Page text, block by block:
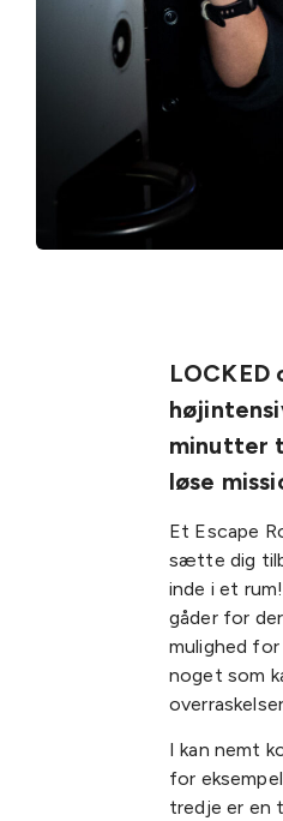
minutter
løse
Et Escape
sætte dig
inde i et
gåder for
mulighed
noget som
I kan nemt
for
tredje er en